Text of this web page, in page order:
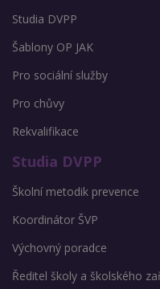
Studia DVPP
Šablony OP JAK
Pro sociální služby
Pro chůvy
Rekvalifikace
Studia DVPP
Školní metodik prevence
Koordinátor ŠVP
Výchovný poradce
Ředitel školy a školského